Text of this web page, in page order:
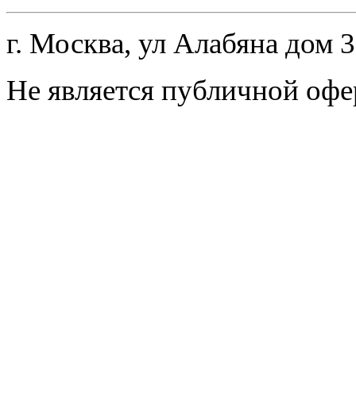
г. Москва, ул Алабяна дом
Не является публичной